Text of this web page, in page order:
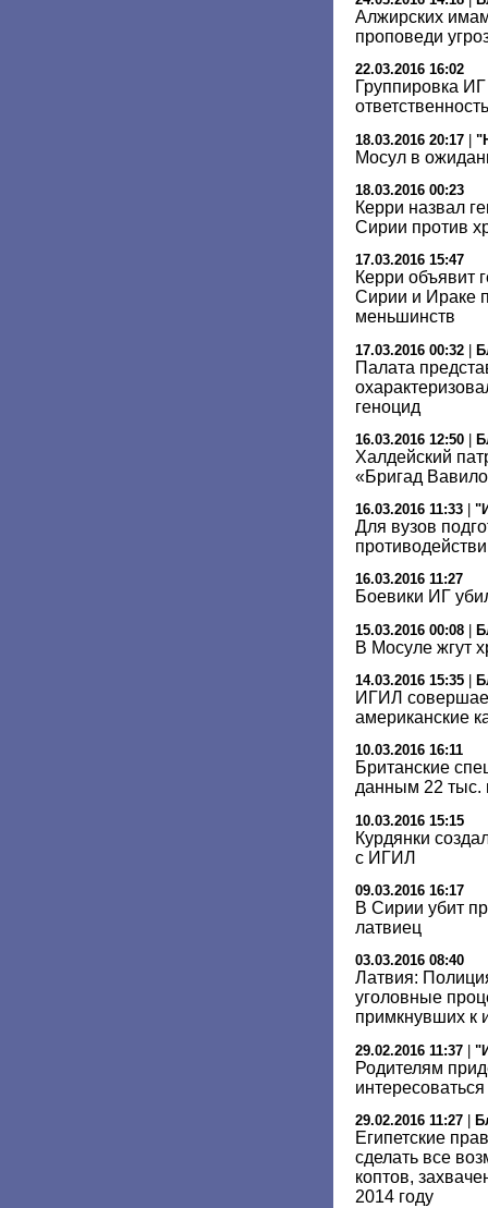
Алжирских
проповеди
22.03.2016 16:02
Группировка
18.03.2016 20:17 |
Мосул в
18.03.2016 00:23
Керри назвал
Сирии против
17.03.2016 15:47
Керри объявит
Сирии и Ираке
меньшинств
17.03.2016 00:32 |
Палата
геноцид
16.03.2016 12:50
Халдейский
«Бригад
16.03.2016 11:33
Для вузов
16.03.2016 11:27
Боевики ИГ
15.03.2016 00:08
В Мосуле жгут
14.03.2016 15:35
ИГИЛ
американские
10.03.2016 16:11
Британские
данным 22 тыс.
10.03.2016 15:15
Курдянки
с ИГИЛ
09.03.2016 16:17
В Сирии убит
латвиец
03.03.2016 08:40
Латвия:
уголовные
примкнувших к
29.02.2016 11:37
Родителям
29.02.2016 11:27
Египетские
сделать все
коптов,
2014 году